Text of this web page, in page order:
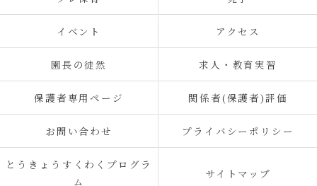
イベント アクセス
園長の徒然 求人・教育実習
保護者専用ページ 関係者(保護者)評価
お問い合わせ プライバシーポリシー
とうきょうすくわくプログラ
ム
サイトマップ